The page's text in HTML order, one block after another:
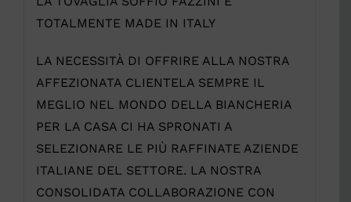
TOTALMENTE MADE IN ITALY
LA NECESSITÀ DI OFFRIRE ALLA NOSTRA
AFFEZIONATA CLIENTELA SEMPRE IL
MEGLIO NEL MONDO DELLA BIANCHERIA
PER LA CASA CI HA SPRONATI A
SELEZIONARE LE PIÙ RAFFINATE AZIENDE
ITALIANE DEL SETTORE. LA NOSTRA
CONSOLIDATA COLLABORAZIONE CON